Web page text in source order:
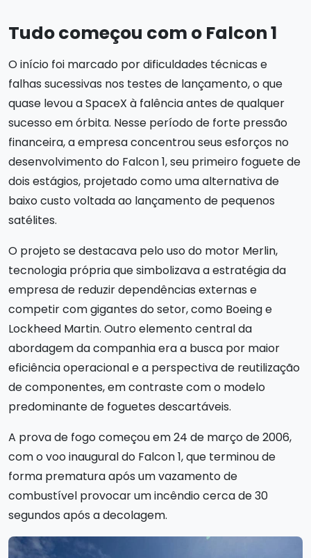
Tudo começou com o Falcon 1
O início foi marcado por dificuldades técnicas e
falhas sucessivas nos testes de lançamento, o que
quase levou a SpaceX à falência antes de qualquer
sucesso em órbita. Nesse período de forte pressão
financeira, a empresa concentrou seus esforços no
desenvolvimento do Falcon 1, seu primeiro foguete de
dois estágios, projetado como uma alternativa de
baixo custo voltada ao lançamento de pequenos
satélites.
O projeto se destacava pelo uso do motor Merlin,
tecnologia própria que simbolizava a estratégia da
empresa de reduzir dependências externas e
competir com gigantes do setor, como Boeing e
Lockheed Martin. Outro elemento central da
abordagem da companhia era a busca por maior
eficiência operacional e a perspectiva de reutilização
de componentes, em contraste com o modelo
predominante de foguetes descartáveis.
A prova de fogo começou em 24 de março de 2006,
com o voo inaugural do Falcon 1, que terminou de
forma prematura após um vazamento de
combustível provocar um incêndio cerca de 30
segundos após a decolagem.